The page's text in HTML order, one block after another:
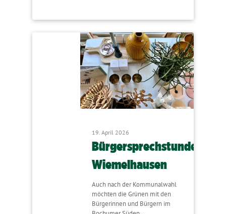
19. April 2026
Bürgersprechstunde
Wiemelhausen
Auch nach der Kommunalwahl
möchten die Grünen mit den
Bürgerinnen und Bürgern im